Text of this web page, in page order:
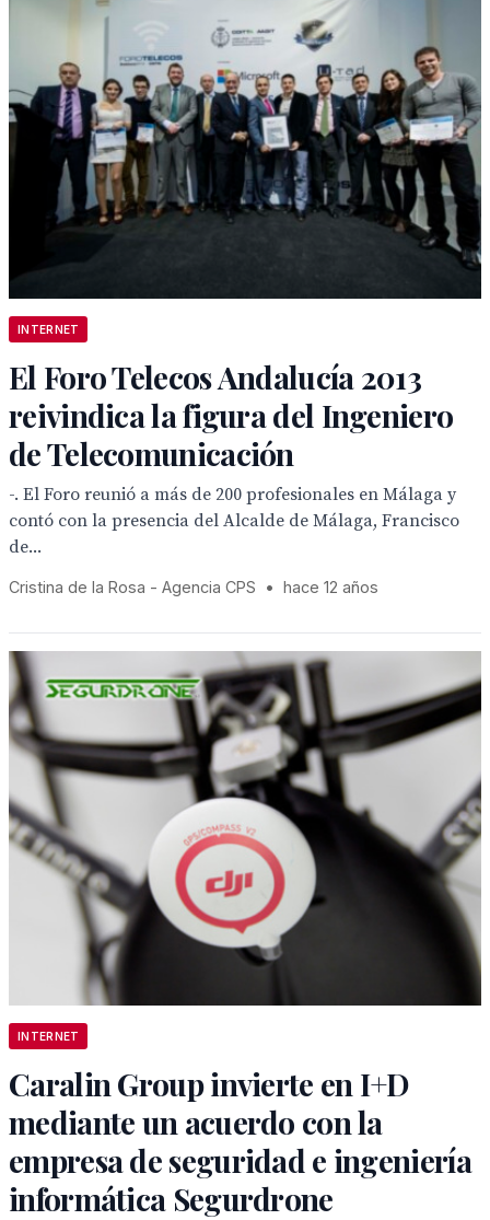
INTERNET
El Foro Telecos Andalucía 2013
reivindica la figura del Ingeniero
de Telecomunicación
-. El Foro reunió a más de 200 profesionales en Málaga y
contó con la presencia del Alcalde de Málaga, Francisco
de...
Cristina de la Rosa - Agencia CPS • hace 12 años
INTERNET
Caralin Group invierte en I+D
mediante un acuerdo con la
empresa de seguridad e ingeniería
informática Segurdrone